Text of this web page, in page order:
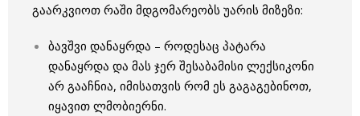
გაარკვიოთ რაში მდგომარეობს უარის მიზეზი:
ბავშვი დანაყრდა – როდესაც პატარა
დანაყრდა და მას ჯერ შესაბამისი ლექსიკონი
არ გააჩნია, იმისათვის რომ ეს გაგაგებინოთ,
იყავით ლმობიერნი.